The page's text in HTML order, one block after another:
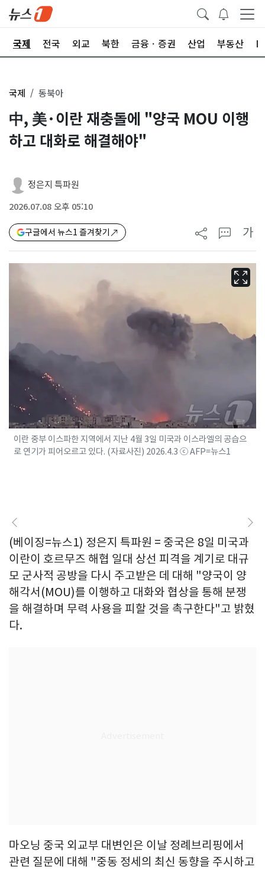
국제 전국 외교 북한 금융ㆍ증권 산업 부동산
국제 동북아
中, 美·이란 재충돌에 "양국 MOU 이행
하고 대화로 해결해야"
정은지 특파원
2026.07.08 오후 05:10
구글에서 뉴스1 즐겨찾기 가
이란 중부 이스파한 지역에서 지난 4월 3일 미국과 이스라엘의 공습으
로 연기가 피어오르고 있다. (자료사진) 2026.4.3 ⓒ AFP=뉴스1
(베이징=뉴스1) 정은지 특파원 = 중국은 8일 미국과
이란이 호르무즈 해협 일대 상선 피격을 계기로 대규
모 군사적 공방을 다시 주고받은 데 대해 "양국이 양
해각서(MOU)를 이행하고 대화와 협상을 통해 분쟁
을 해결하며 무력 사용을 피할 것을 촉구한다"고 밝혔
다.
마오닝 중국 외교부 대변인은 이날 정례브리핑에서
관련 질문에 대해 "중동 정세의 최신 동향을 주시하고